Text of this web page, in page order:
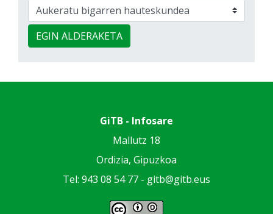
EGIN ALDERAKETA
GiTB - Infosare
Mallutz 18
Ordizia, Gipuzkoa
Tel: 943 08 54 77 - gitb@gitb.eus